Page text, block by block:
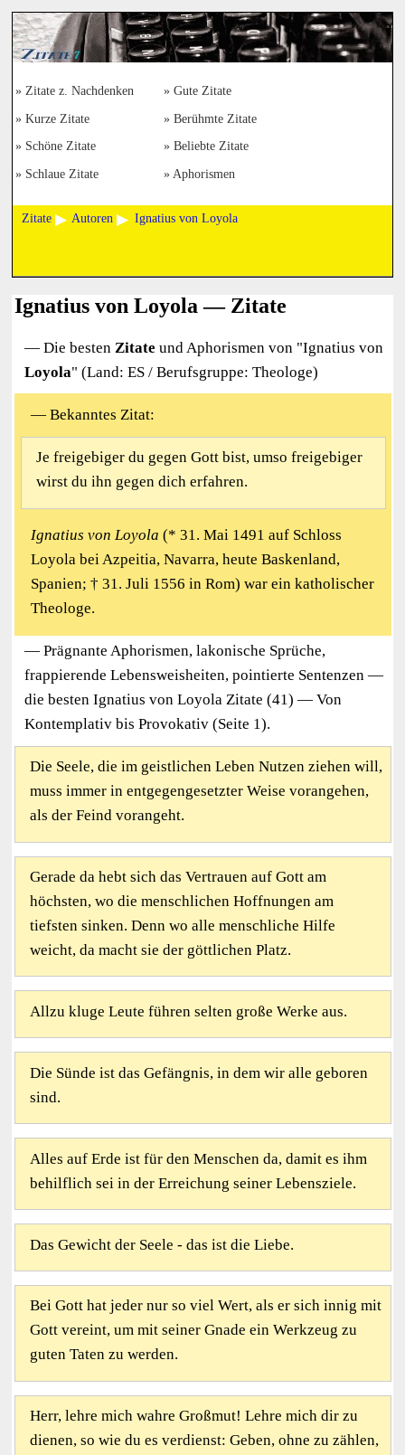
Zitate z. Nachdenken Gute Zitate
Kurze Zitate Berühmte Zitate
Schöne Zitate Beliebte Zitate
Schlaue Zitate Aphorismen
Zitate Autoren Ignatius von Loyola
Ignatius von Loyola — Zitate
— Die besten Zitate und Aphorismen von "Ignatius von
Loyola" (Land: ES / Berufsgruppe: Theologe)
— Bekanntes Zitat:
Je freigebiger du gegen Gott bist, umso freigebiger
wirst du ihn gegen dich erfahren.
Ignatius von Loyola (* 31. Mai 1491 auf Schloss
Loyola bei Azpeitia, Navarra, heute Baskenland,
Spanien; † 31. Juli 1556 in Rom) war ein katholischer
Theologe.
— Prägnante Aphorismen, lakonische Sprüche,
frappierende Lebensweisheiten, pointierte Sentenzen —
die besten Ignatius von Loyola Zitate (41) — Von
Kontemplativ bis Provokativ (Seite 1).
Die Seele, die im geistlichen Leben Nutzen ziehen will,
muss immer in entgegengesetzter Weise vorangehen,
als der Feind vorangeht.
Gerade da hebt sich das Vertrauen auf Gott am
höchsten, wo die menschlichen Hoffnungen am
tiefsten sinken. Denn wo alle menschliche Hilfe
weicht, da macht sie der göttlichen Platz.
Allzu kluge Leute führen selten große Werke aus.
Die Sünde ist das Gefängnis, in dem wir alle geboren
sind.
Alles auf Erde ist für den Menschen da, damit es ihm
behilflich sei in der Erreichung seiner Lebensziele.
Das Gewicht der Seele - das ist die Liebe.
Bei Gott hat jeder nur so viel Wert, als er sich innig mit
Gott vereint, um mit seiner Gnade ein Werkzeug zu
guten Taten zu werden.
Herr, lehre mich wahre Großmut! Lehre mich dir zu
dienen, so wie du es verdienst: Geben, ohne zu zählen,